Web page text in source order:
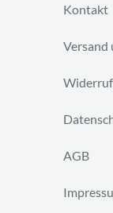
Kontakt
Versand
AGB